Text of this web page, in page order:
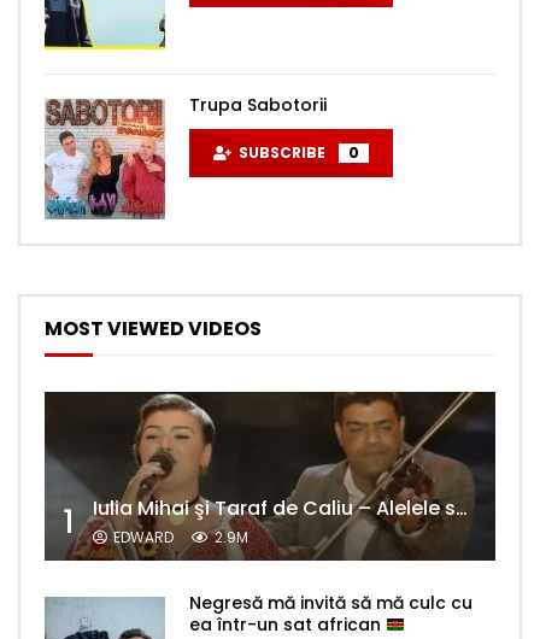
Trupa Sabotorii
SUBSCRIBE 0
MOST VIEWED VIDEOS
1 Iulia Mihai şi Taraf de Caliu – Alelele sălcioară (@#VedetaPopulară)
EDWARD 2.9M
Negresă mă invită să mă culc cu
ea într-un sat african